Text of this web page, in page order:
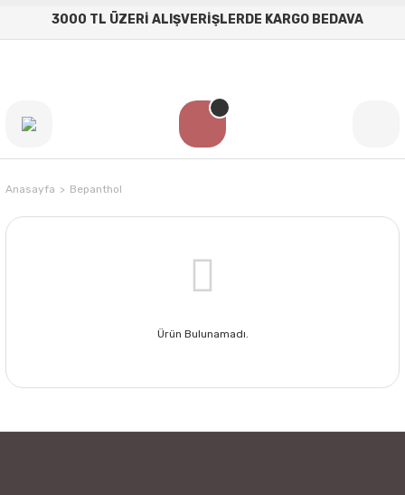
3000 TL ÜZERİ ALIŞVERİŞLERDE KARGO BEDAVA
Anasayfa Bepanthol
Ürün Bulunamadı.